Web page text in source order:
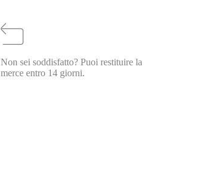
Non sei soddisfatto? Puoi restituire la
merce entro 14 giorni.